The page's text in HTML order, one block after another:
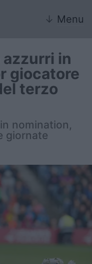
↓ Menu
azzurri in
giocatore
terzo
nomination,
giornate